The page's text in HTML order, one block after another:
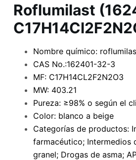
Roflumilast
Nombre químico:
CAS No.:162401-32-3
MF: C17H14CL2F2N2O3
MW: 403.21
Pureza: ≥98% o según el
Color: blanco a beige
Categorías de productos:
farmacéutico; Intermedios
granel; Drogas de asma;